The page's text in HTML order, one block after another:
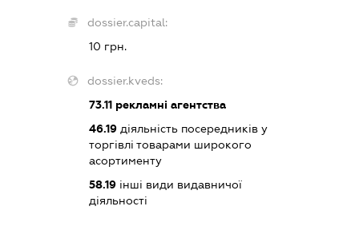
dossier.capital:
10 грн.
dossier.kveds:
73.11 рекламні агентства
46.19 діяльність посередників у
торгівлі товарами широкого
асортименту
58.19 інші види видавничої
діяльності